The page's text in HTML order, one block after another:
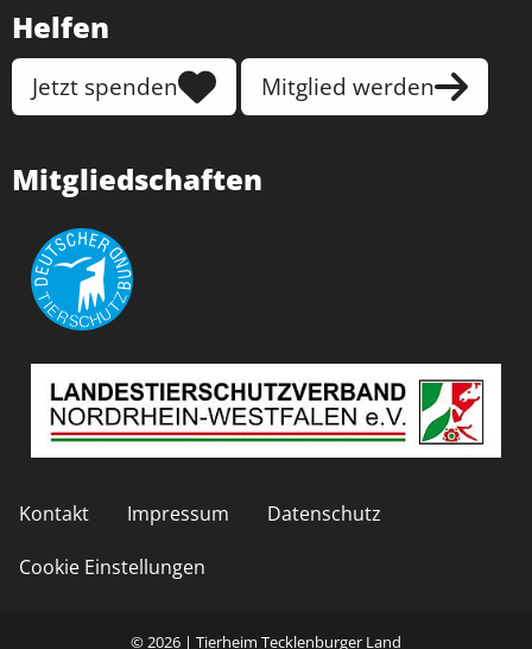
Helfen
Jetzt spenden Mitglied werden
Mitgliedschaften
Kontakt Impressum Datenschutz
Cookie Einstellungen
© 2026 | Tierheim Tecklenburger Land